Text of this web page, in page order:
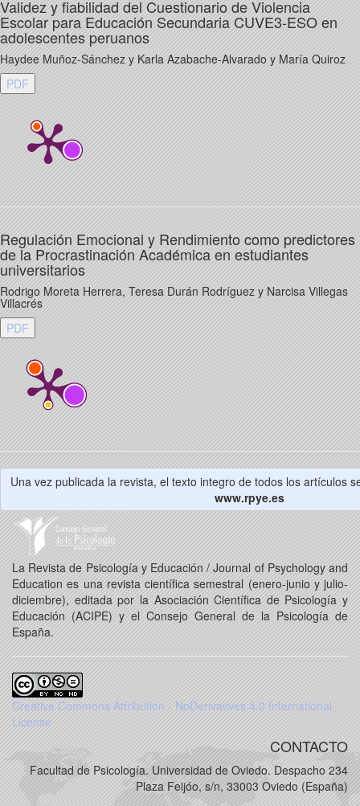
Validez y fiabilidad del Cuestionario de Violencia
Escolar para Educación Secundaria CUVE3-ESO en
adolescentes peruanos
Haydee Muñoz-Sánchez y Karla Azabache-Alvarado y María Quiroz
PDF
Regulación Emocional y Rendimiento como predictores
de la Procrastinación Académica en estudiantes
universitarios
Rodrigo Moreta Herrera, Teresa Durán Rodríguez y Narcisa Villegas
Villacrés
PDF
Una vez publicada la revista, el texto integro de todos los artículos
www.rpye.es
La Revista de Psicología y Educación / Journal of Psychology and
Education es una revista científica semestral (enero-junio y julio-
diciembre), editada por la Asociación Científica de Psicología y
Educación (ACIPE) y el Consejo General de la Psicología de
España.
Creative Commons Attribution - NoDerivatives 4.0 International
License
CONTACTO
Facultad de Psicología. Universidad de Oviedo. Despacho 234
Plaza Feijóo, s/n, 33003 Oviedo (España)